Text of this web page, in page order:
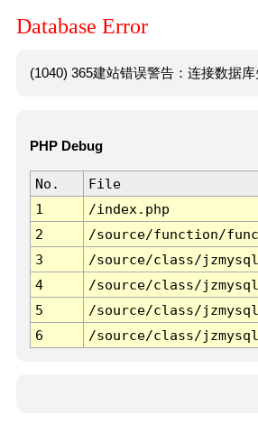
Database Error
(1040) 365建站错误警告：连接数据
PHP Debug
No. File
1
/index.php
2
/source/function/
3
/source/class/
4
/source/class/
5
/source/class/
6
/source/class/